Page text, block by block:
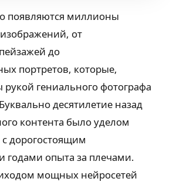
появляются миллионы
от
до
портретов, которые,
рукой гениального фотографа
десятилетие назад
контента было уделом
дорогостоящим
годами опыта за плечами.
мощных нейросетей